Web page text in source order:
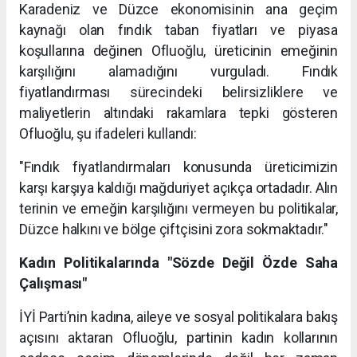
Karadeniz ve Düzce ekonomisinin ana geçim
kaynağı olan fındık taban fiyatları ve piyasa
koşullarına değinen Ofluoğlu, üreticinin emeğinin
karşılığını alamadığını vurguladı. Fındık
fiyatlandırması sürecindeki belirsizliklere ve
maliyetlerin altındaki rakamlara tepki gösteren
Ofluoğlu, şu ifadeleri kullandı:
"Fındık fiyatlandırmaları konusunda üreticimizin
karşı karşıya kaldığı mağduriyet açıkça ortadadır. Alın
terinin ve emeğin karşılığını vermeyen bu politikalar,
Düzce halkını ve bölge çiftçisini zora sokmaktadır."
Kadın Politikalarında "Sözde Değil Özde Saha
Çalışması"
İYİ Parti’nin kadına, aileye ve sosyal politikalara bakış
açısını aktaran Ofluoğlu, partinin kadın kollarının